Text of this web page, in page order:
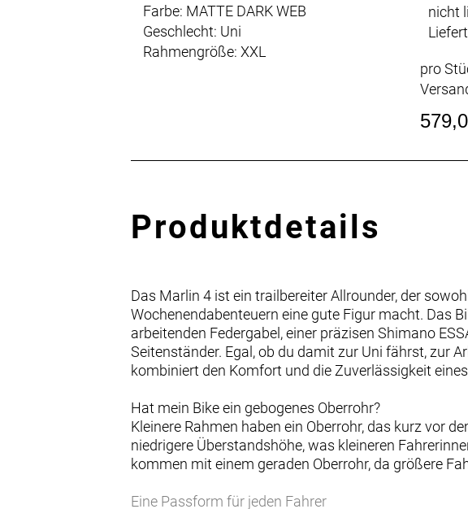
Farbe: MATTE DARK WEB
Geschlecht: Uni
Rahmengröße: XXL
nicht
pro
Produktdetails
Das Marlin 4 ist ein trailbereiter Allrounder, der
Wochenendabenteuern eine gute Figur macht. Das
arbeitenden Federgabel, einer präzisen Shimano
Seitenständer. Egal, ob du damit zur Uni fährst, zur
kombiniert den Komfort und die Zuverlässigkeit
Hat mein Bike ein gebogenes Oberrohr?
Kleinere Rahmen haben ein Oberrohr, das kurz vor
niedrigere Überstandshöhe, was kleineren
kommen mit einem geraden Oberrohr, da größere
Eine Passform für jeden Fahrer